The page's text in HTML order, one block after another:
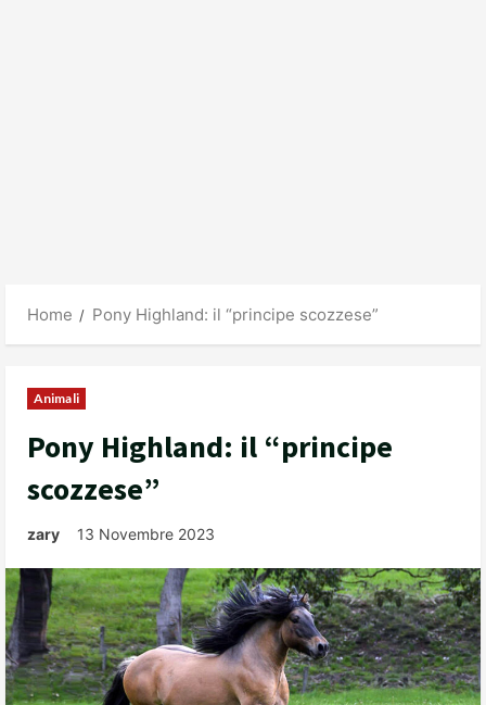
Home Pony Highland: il “principe scozzese”
Animali
Pony Highland: il “principe
scozzese”
zary 13 Novembre 2023